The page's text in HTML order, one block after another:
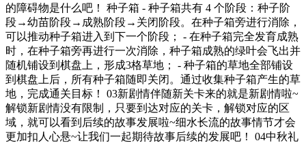
的障碍物是什么吧！ 种子箱 - 种子箱共有 4 个阶段：种子阶
段→幼苗阶段→成熟阶段→关闭阶段。在种子箱旁进行消除，
可以推动种子箱进入到下一个阶段； - 在种子箱完全发育成熟
时，在种子箱旁再进行一次消除，种子箱成熟的绿叶会飞出并
随机铺设到棋盘上，形成3格草地； - 种子箱的草地全部铺设
到棋盘上后，所有种子箱随即关闭。通过收集种子箱产生的草
地，完成通关目标！ 03新剧情伴随新关卡来的就是新剧情啦~
解锁新剧情没有限制，只要到达对应的关卡，解锁对应的区
域，就可以看到后续的故事发展啦~细水长流的故事情节才会
更加扣人心悬~让我们一起期待故事后续的发展吧！ 04中秋礼